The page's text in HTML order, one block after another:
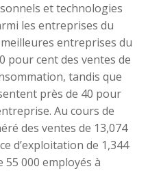
et technologies
les entreprises du
entreprises du
pour cent des ventes de
tandis que
près de 40 pour
Au cours de
des ventes de 13,074
d’exploitation de 1,344
55 000 employés à